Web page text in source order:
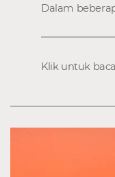
Dalam
Klik untuk